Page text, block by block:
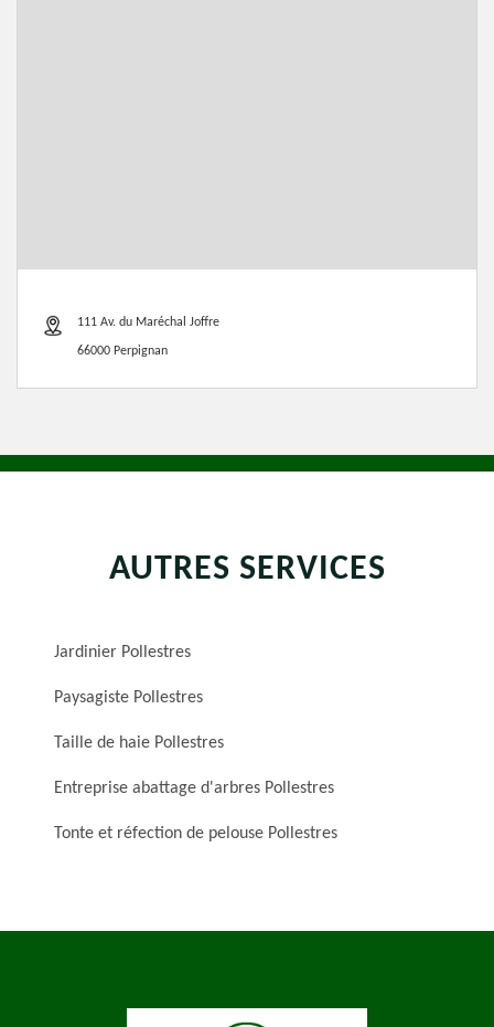
111 Av. du Maréchal Joffre
66000 Perpignan
AUTRES SERVICES
Jardinier Pollestres
Paysagiste Pollestres
Taille de haie Pollestres
Entreprise abattage d'arbres Pollestres
Tonte et réfection de pelouse Pollestres